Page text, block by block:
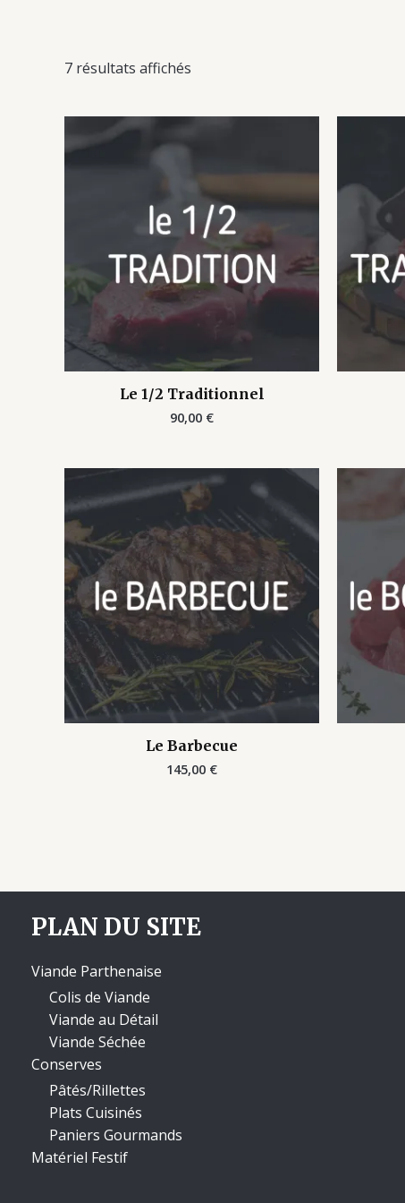
7 résultats affichés
Le 1/2 Traditionnel
90,00 €
Le Barbecue
145,00 €
PLAN DU SITE
Viande Parthenaise
Colis de Viande
Viande au Détail
Viande Séchée
Conserves
Pâtés/Rillettes
Plats Cuisinés
Paniers Gourmands
Matériel Festif